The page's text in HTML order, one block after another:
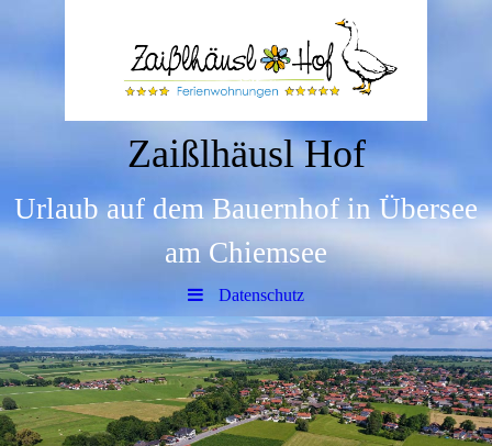
Zaißlhäusl Hof
Urlaub auf dem Bauernhof in Übersee
am Chiemsee
Datenschutz